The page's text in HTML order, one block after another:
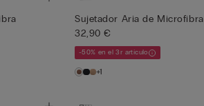
Sujetador Aria de Microfibra
32,90 €
-50% en el 3r artículo
+1